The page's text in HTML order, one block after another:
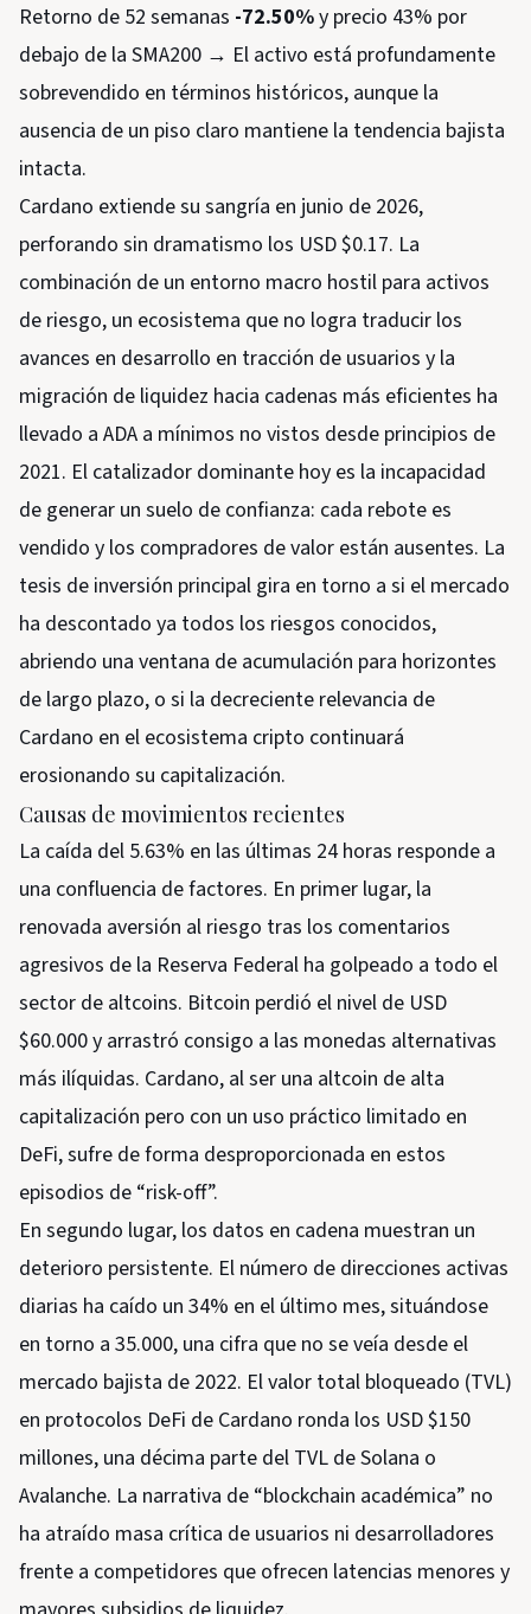
Retorno de 52 semanas -72.50%y precio 43% por
debajo de la SMA200 → El activo está profundamente
sobrevendido en términos históricos, aunque la
ausencia de un piso claro mantiene la tendencia bajista
intacta.
Cardano extiende su sangría en junio de 2026,
perforando sin dramatismo los USD $0.17. La
combinación de un entorno macro hostil para activos
de riesgo, un ecosistema que no logra traducir los
avances en desarrollo en tracción de usuarios y la
migración de liquidez hacia cadenas más eficientes ha
llevado a ADA a mínimos no vistos desde principios de
2021. El catalizador dominante hoy es la incapacidad
de generar un suelo de confianza: cada rebote es
vendido y los compradores de valor están ausentes. La
tesis de inversión principal gira en torno a si el mercado
ha descontado ya todos los riesgos conocidos,
abriendo una ventana de acumulación para horizontes
de largo plazo, o si la decreciente relevancia de
Cardano en el ecosistema cripto continuará
erosionando su capitalización.
Causas de movimientos recientes
La caída del 5.63% en las últimas 24 horas responde a
una confluencia de factores. En primer lugar, la
renovada aversión al riesgo tras los comentarios
agresivos de la Reserva Federal ha golpeado a todo el
sector de altcoins. Bitcoin perdió el nivel de USD
$60.000 y arrastró consigo a las monedas alternativas
más ilíquidas. Cardano, al ser una altcoin de alta
capitalización pero con un uso práctico limitado en
DeFi, sufre de forma desproporcionada en estos
episodios de “risk-off”.
En segundo lugar, los datos en cadena muestran un
deterioro persistente. El número de direcciones activas
diarias ha caído un 34% en el último mes, situándose
en torno a 35.000, una cifra que no se veía desde el
mercado bajista de 2022. El valor total bloqueado (TVL)
en protocolos DeFi de Cardano ronda los USD $150
millones, una décima parte del TVL de Solana o
Avalanche. La narrativa de “blockchain académica” no
ha atraído masa crítica de usuarios ni desarrolladores
frente a competidores que ofrecen latencias menores y